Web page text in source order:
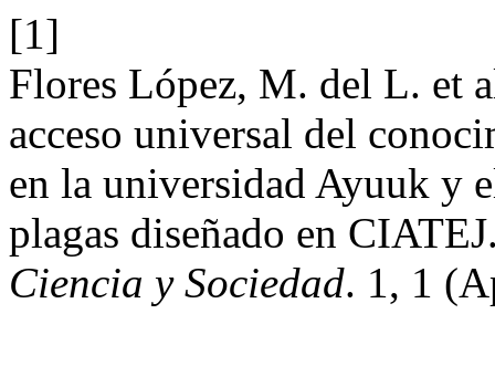
[1]
Flores López, M. del L. et
acceso universal del
en la universidad Ayuuk y
plagas diseñado en
Ciencia y Sociedad. 1, 1